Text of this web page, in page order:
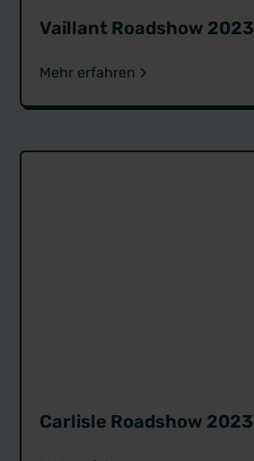
Vaillant Roadshow 2023
Mehr erfahren
Carlisle Roadshow 2023